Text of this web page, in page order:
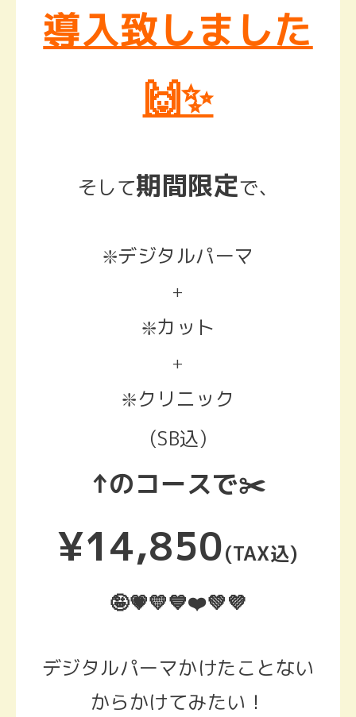
導入致しました
🙌✨
そして期間限定で、
❇️デジタルパーマ
+
❇️カット
+
❇️クリニック
(SB込)
↑のコースで✂️
¥14,850(TAX込)
🤪💗💛💙❤️💚💜
デジタルパーマかけたことない
からかけてみたい！